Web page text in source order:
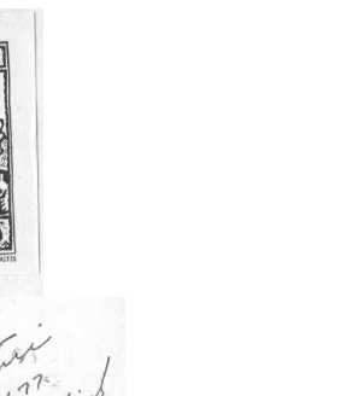
jaunimas slapta melsdavosi ir
priešinosi ateistinei propagandai .
Vokiečių okupacija (1941–1944 m.)
Antrojoje dalyje V. Brizgys
atskleidžia, kad nacių okupacija,
nors ir kitokiais metodais, buvo ne
mažiau priešiška Bažnyčiai ir
Lietuvos nepriklausomybės idėjai.
Nacių politika:
„tautinę bažnyčią“ ir varžė tikybos
mokymą mokyklose .